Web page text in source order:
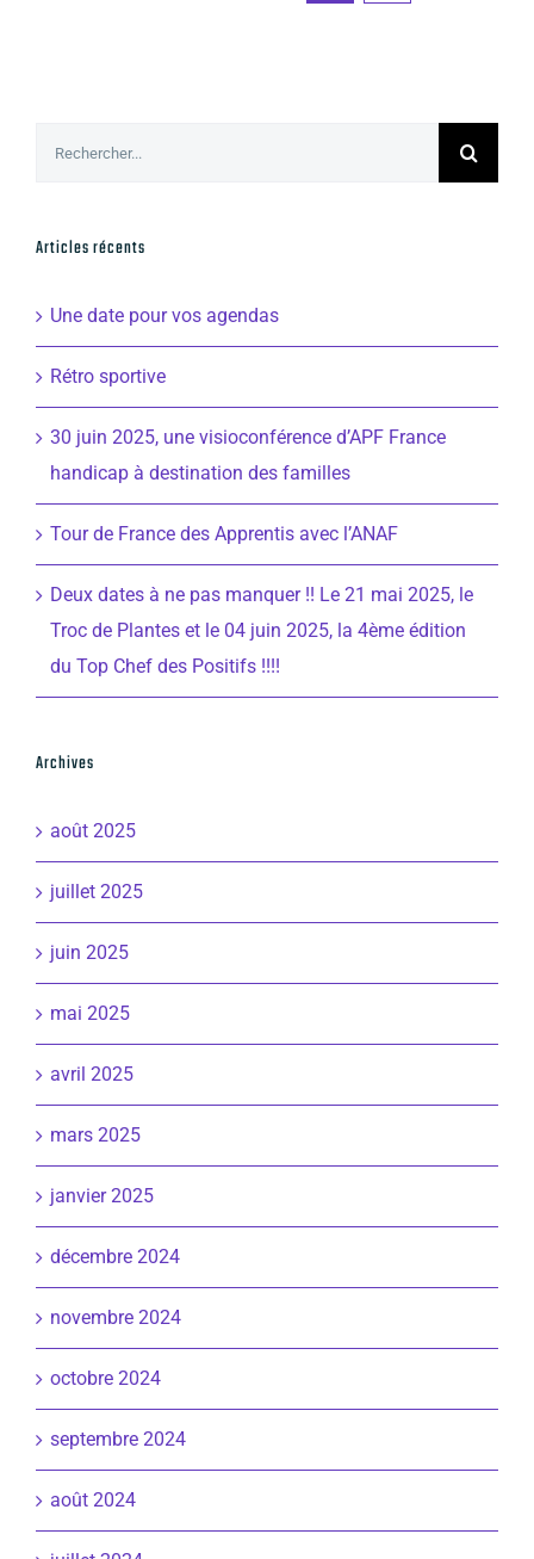
Articles récents
Une date pour vos agendas
Rétro sportive
30 juin 2025, une visioconférence d’APF France
handicap à destination des familles
Tour de France des Apprentis avec l’ANAF
Deux dates à ne pas manquer !! Le 21 mai 2025, le
Troc de Plantes et le 04 juin 2025, la 4ème édition
du Top Chef des Positifs !!!!
Archives
août 2025
juillet 2025
juin 2025
mai 2025
avril 2025
mars 2025
janvier 2025
décembre 2024
novembre 2024
octobre 2024
septembre 2024
août 2024